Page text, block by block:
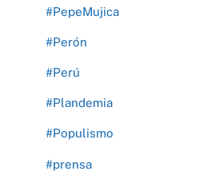
#PepeMujica
#Perón
#Perú
#Plandemia
#Populismo
#prensa